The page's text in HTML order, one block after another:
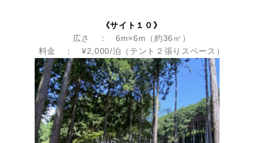
《サイト１０》
広さ ： 6m×6m（約36㎡）
料金 ： ¥2,000/泊（テント２張りスペース）